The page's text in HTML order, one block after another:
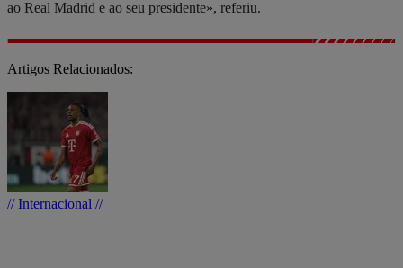
ao Real Madrid e ao seu presidente», referiu.
Artigos Relacionados:
// Internacional //